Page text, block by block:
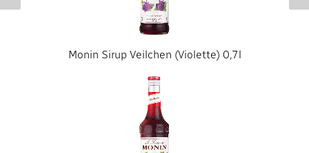
Monin Sirup Veilchen (Violette) 0,7l